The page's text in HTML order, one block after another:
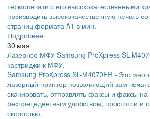
термопечати с его высококачественными
производить высококачественную печать
страниц формата A1 в мин.
Подробнее
30 мая
Лазерное МФУ Samsung ProXpress SL-
картриджи к МФУ.
Samsung ProXpress SL-M4070FR - Это
лазерный принтер позволяющий вам
сканировать, отправлять факсы и факсы
беспрецедентным удобством, простотой и
скоростью.